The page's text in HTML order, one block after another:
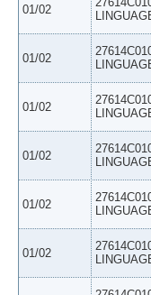
01/02
01/02
01/02
01/02
01/02
01/02